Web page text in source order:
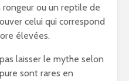
rongeur ou un reptile de
celui qui correspond
élevées.
laisser le mythe selon
sont rares en